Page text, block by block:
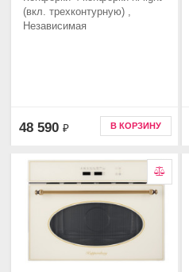
(вкл. трехконтурную) ,
Независимая
48 590 ₽ В КОРЗИНУ